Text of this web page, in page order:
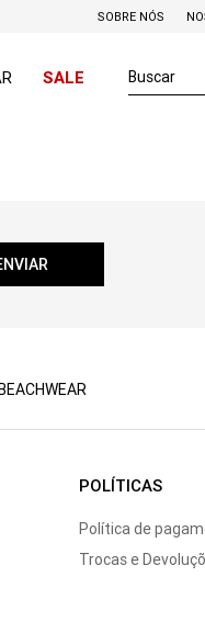
SOBRE NÓS
SALE Buscar
POLÍTICAS
Política de
Trocas e